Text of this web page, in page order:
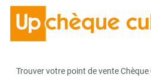
Trouver votre point de vente